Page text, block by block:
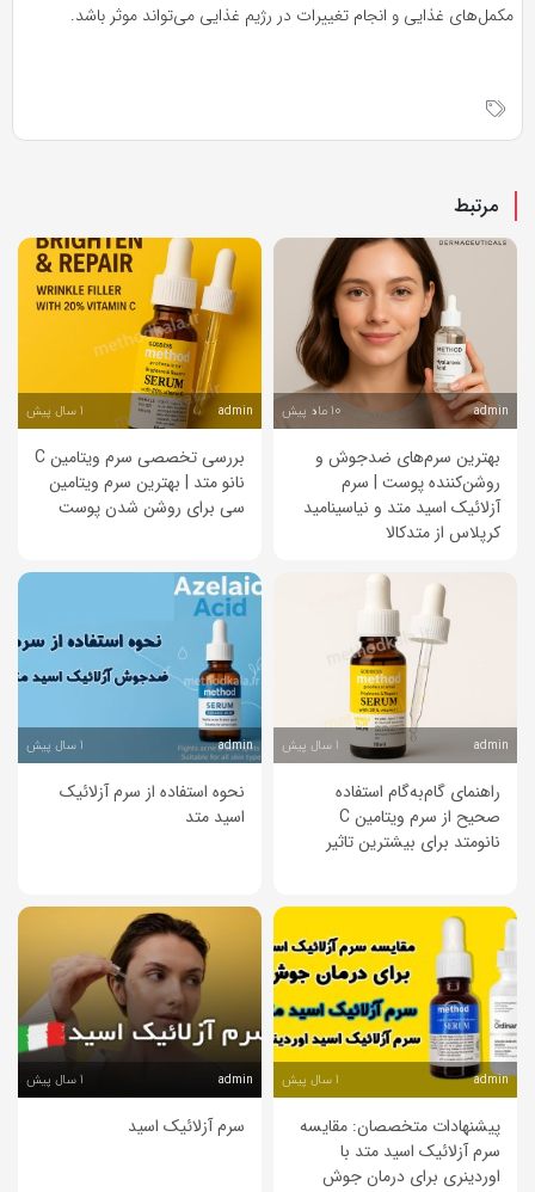
مکمل‌های غذایی و انجام تغییرات در رژیم غذایی می‌تواند موثر باشد.
مرتبط
admin 10 ماه پیش
بهترین سرم‌های ضدجوش و
روشن‌کننده پوست | سرم
آزلائیک اسید متد و نیاسینامید
کرپلاس از متدکالا
admin
بررسی تخصصی سرم ویتامین C
نانو متد | بهترین سرم ویتامین
سی برای روشن شدن پوست
admin
راهنمای گام‌به‌گام استفاده
صحیح از سرم ویتامین C
نانو‌متد برای بیشترین تاثیر
admin
نحوه استفاده از سرم آزلائیک
اسید متد
admin
پیشنهادات متخصصان: مقایسه
سرم آزلائیک اسید متد با
اوردینری برای درمان جوش
admin
سرم آزلائیک اسید